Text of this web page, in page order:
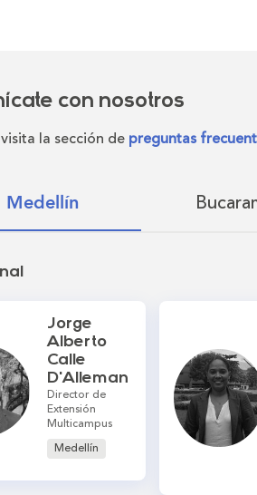
con nosotros
la sección de preguntas
Medellín
Jorge
Alberto
Calle
D'Alleman
Director de
Extensión
Multicampus
Medellín